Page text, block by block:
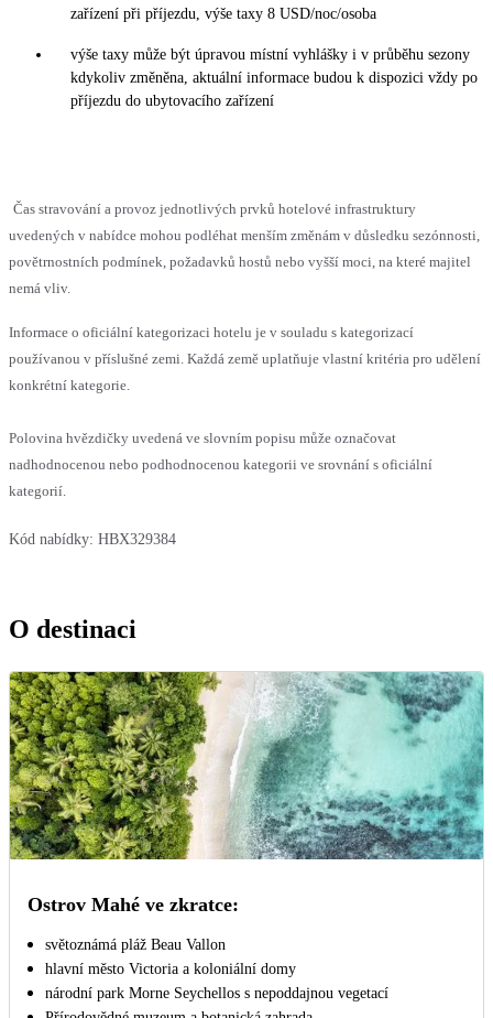
zařízení při příjezdu, výše taxy 8 USD/noc/osoba
výše taxy může být úpravou místní vyhlášky i v průběhu sezony
kdykoliv změněna, aktuální informace budou k dispozici vždy po
příjezdu do ubytovacího zařízení
Čas stravování a provoz jednotlivých prvků hotelové infrastruktury
uvedených v nabídce mohou podléhat menším změnám v důsledku sezónnosti,
povětrnostních podmínek, požadavků hostů nebo vyšší moci, na které majitel
nemá vliv.
Informace o oficiální kategorizaci hotelu je v souladu s kategorizací
používanou v příslušné zemi. Každá země uplatňuje vlastní kritéria pro udělení
konkrétní kategorie.
Polovina hvězdičky uvedená ve slovním popisu může označovat
nadhodnocenou nebo podhodnocenou kategorii ve srovnání s oficiální
kategorií.
Kód nabídky: HBX329384
O destinaci
Ostrov Mahé ve zkratce:
světoznámá pláž Beau Vallon
hlavní město Victoria a koloniální domy
národní park Morne Seychellos s nepoddajnou vegetací